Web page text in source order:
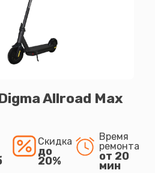
Allroad Max
Скидка
до
20%
Время
ремонта
от 20
мин